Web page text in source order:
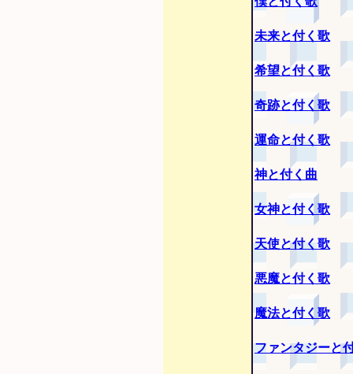
未来と付く歌
希望と付く歌
奇跡と付く歌
運命と付く歌
神と付く曲
女神と付く歌
天使と付く歌
悪魔と付く歌
魔法と付く歌
ファンタジーと